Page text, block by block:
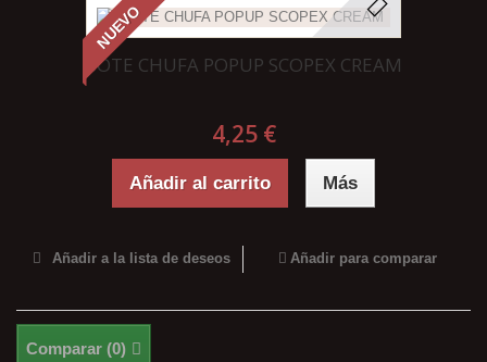
NUEVO
BOTE CHUFA POPUP SCOPEX CREAM
4,25 €
Añadir al carrito Más
Añadir a la lista de deseos Añadir para comparar
Comparar (0)